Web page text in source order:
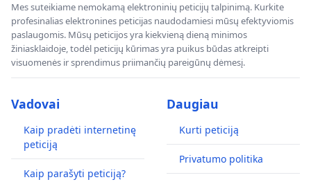
Mes suteikiame nemokamą elektroninių peticijų talpinimą. Kurkite
profesinalias elektronines peticijas naudodamiesi mūsų efektyviomis
paslaugomis. Mūsų peticijos yra kiekvieną dieną minimos
žiniasklaidoje, todėl peticijų kūrimas yra puikus būdas atkreipti
visuomenės ir sprendimus priimančių pareigūnų dėmesį.
Vadovai
Kaip pradėti internetinę
peticiją
Kaip parašyti peticiją?
Daugiau
Kurti peticiją
Privatumo politika